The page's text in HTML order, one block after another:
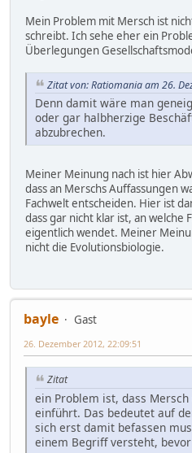
Mein Problem mit Mersch ist
schreibt. Ich sehe eher ein
Überlegungen
Zitat von: Ratiomania am 26.
Denn damit wäre man
oder gar halbherzige
abzubrechen.
Meiner Meinung nach ist hier
dass an Merschs Auffassungen
Fachwelt entscheiden. Hier ist
dass gar nicht klar ist, an welche
eigentlich wendet. Meiner
nicht die Evolutionsbiologie.
bayle
Gast
26. Dezember 2012, 22:09:51
Zitat
ein Problem ist, dass
einführt. Das bedeutet auf
sich erst damit befassen
einem Begriff versteht,